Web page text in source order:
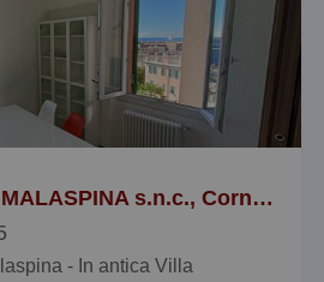
Appartamento in MALASPINA s.n.c., Cornigliano, Genova